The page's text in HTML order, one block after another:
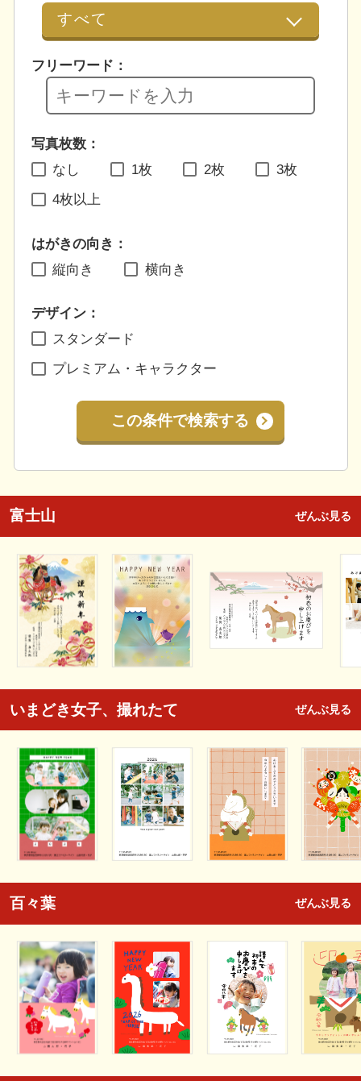
フリーワード：
写真枚数：
なし
1枚 2枚 3枚
4枚以上
はがきの向き：
縦向き
横向き
デザイン：
スタンダード
プレミアム・キャラクター
この条件で検索する
富士山 ぜんぶ見る
いまどき女子、撮れたて ぜんぶ見る
百々葉 ぜんぶ見る